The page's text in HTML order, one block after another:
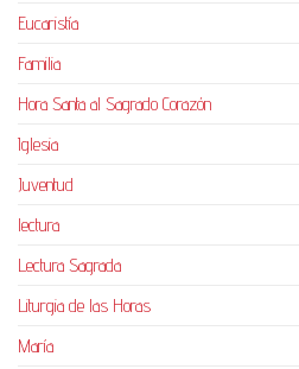
Eucaristía
Familia
Hora Santa al Sagrado Corazón
Iglesia
Juventud
lectura
Lectura Sagrada
Liturgia de las Horas
María